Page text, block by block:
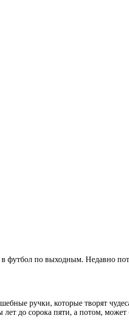
футбол по выходным. Недавно
ручки, которые творят
лет до сорока пяти, а потом,